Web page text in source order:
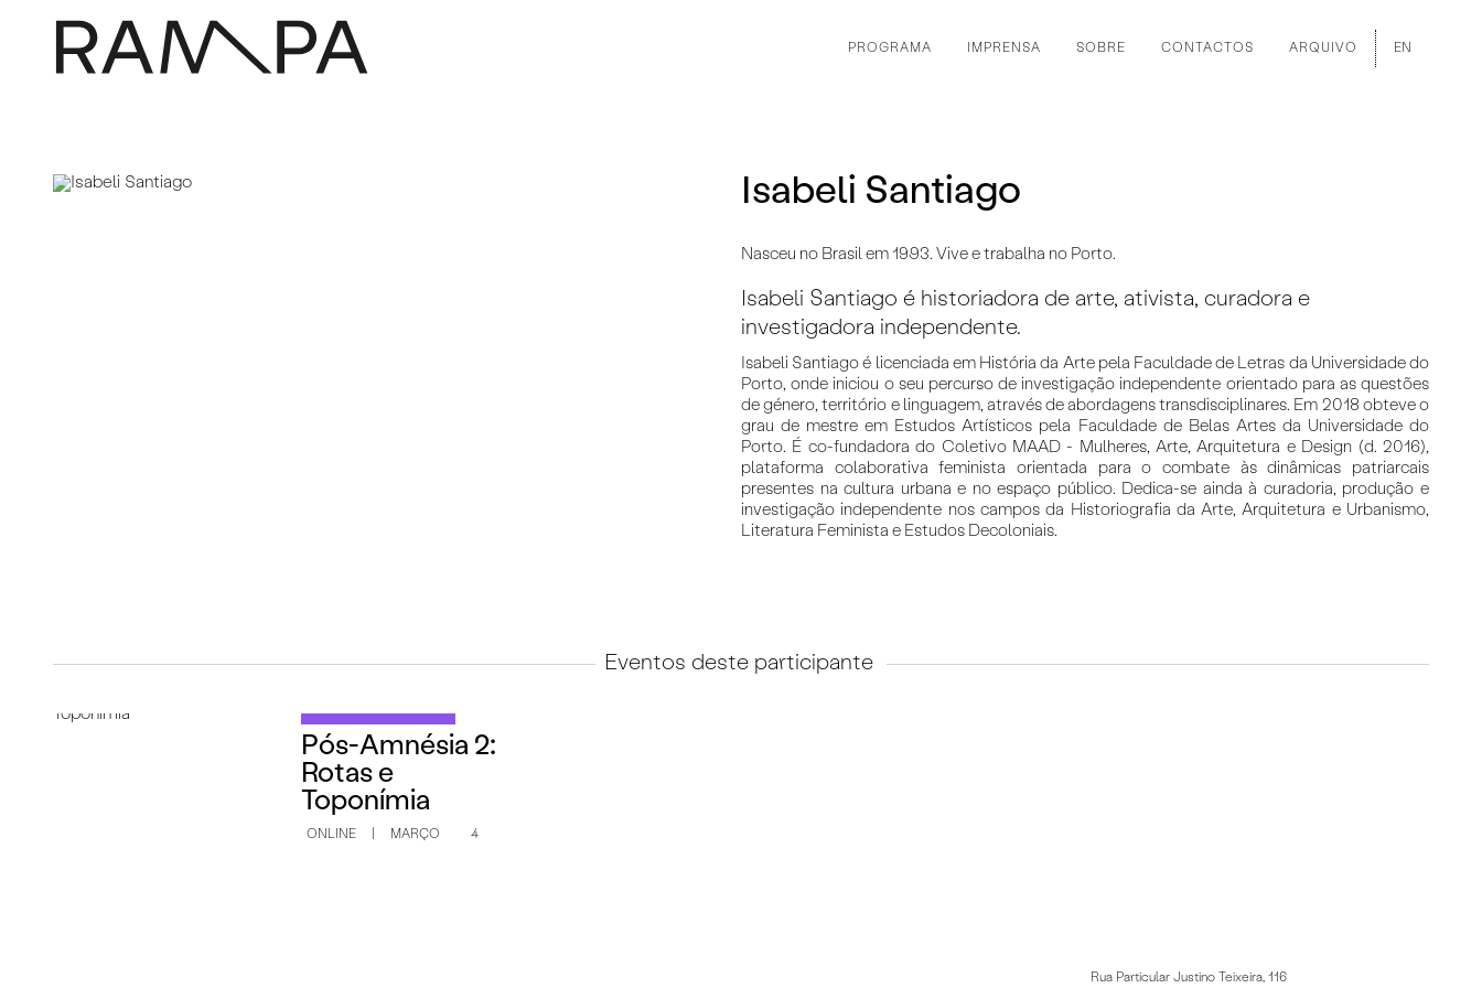
PROGRAMA IMPRENSA SOBRE CONTACTOS ARQUIVO EN
Isabeli Santiago
Nasceu no Brasil em 1993. Vive e trabalha no Porto.
Isabeli Santiago é historiadora de arte, ativista, curadora e
investigadora independente.
Isabeli Santiago é licenciada em História da Arte pela Faculdade de Letras da Universidade do
Porto, onde iniciou o seu percurso de investigação independente orientado para as questões
de género, território e linguagem, através de abordagens transdisciplinares. Em 2018 obteve o
grau de mestre em Estudos Artísticos pela Faculdade de Belas Artes da Universidade do
Porto. É co-fundadora do Coletivo MAAD - Mulheres, Arte, Arquitetura e Design (d. 2016),
plataforma colaborativa feminista orientada para o combate às dinâmicas patriarcais
presentes na cultura urbana e no espaço público. Dedica-se ainda à curadoria, produção e
investigação independente nos campos da Historiografia da Arte, Arquitetura e Urbanismo,
Literatura Feminista e Estudos Decoloniais.
Eventos deste participante
Pós-Amnésia 2:
Rotas e
Toponímia
ONLINE MARÇO 4
Rua Particular Justino Teixeira, 116